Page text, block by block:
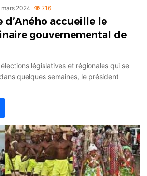
mars 2024 716
d’Aného accueille le
gouvernemental de
législatives et régionales qui se
quelques semaines, le président